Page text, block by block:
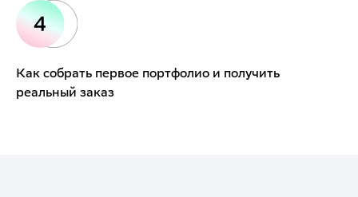
Как собрать первое портфолио и получить
реальный заказ